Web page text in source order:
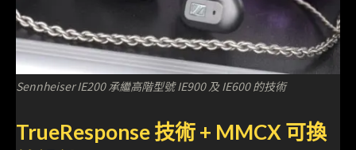
Sennheiser IE200 承繼高階型號 IE900 及 IE600 的技術
TrueResponse 技術 + MMCX 可換